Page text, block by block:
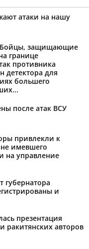
атаки на нашу
защищающие
границе
противника
детектора для
большего
после атак ВСУ
привлекли к
не имевшего
на управление
губернатора
и
презентация
ракитянских авторов